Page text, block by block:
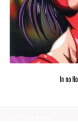
[/senpainoticeme]
САМЫЙ ПОПУЛ
In no